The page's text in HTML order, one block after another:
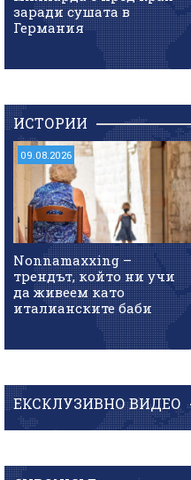
заради сушата в
Германия
ИСТОРИИ
09.08.2026
Nonnamaxxing –
трендът, който ни учи
да живеем като
италианските баби
ЕКСКЛУЗИВНО ВИДЕО